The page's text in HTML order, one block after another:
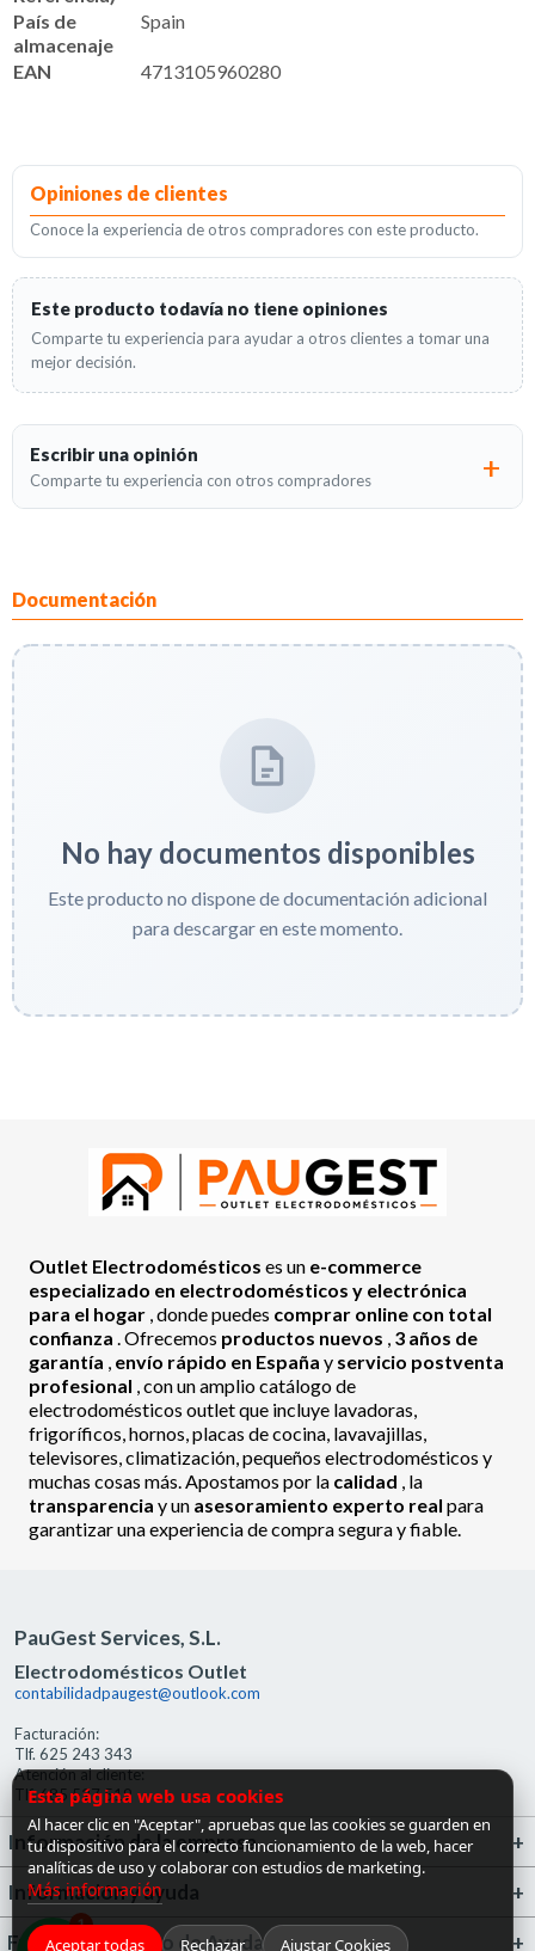
País de
almacenaje
Spain
EAN 4713105960280
Opiniones de clientes
Conoce la experiencia de otros compradores con este producto.
Este producto todavía no tiene opiniones
Comparte tu experiencia para ayudar a otros clientes a tomar una
mejor decisión.
Escribir una opinión
Comparte tu experiencia con otros compradores
Documentación
No hay documentos disponibles
Este producto no dispone de documentación adicional
para descargar en este momento.
Outlet Electrodomésticos es un e-commerce
especializado en electrodomésticos y electrónica
para el hogar , donde puedes comprar online con total
confianza . Ofrecemos productos nuevos 3 años de
garantía envío rápido en España y servicio postventa
profesional , con un amplio catálogo de
electrodomésticos outlet que incluye lavadoras,
frigoríficos, hornos, placas de cocina, lavavajillas,
televisores, climatización, pequeños electrodomésticos y
muchas cosas más. Apostamos por la calidad , la
transparencia y un asesoramiento experto real para
garantizar una experiencia de compra segura y fiable.
PauGest Services, S.L.
Electrodomésticos Outlet
contabilidadpaugest@outlook.com
Facturación:
Tlf. 625 243 343
Atención al cliente:
Tlf. 685 527 519
Información de la empresa
Información y ayuda
FrigoGas · Centro de Ayuda
1
Esta página web usa cookies
Al hacer clic en "Aceptar", apruebas que las cookies se guarden en
tu dispositivo para el correcto funcionamiento de la web, hacer
analíticas de uso y colaborar con estudios de marketing.
Más información
Aceptar todas Rechazar Ajustar Cookies